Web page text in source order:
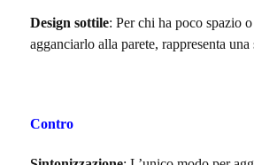
Design sottile: Per chi ha poco spazio
agganciarlo alla parete, rappresenta una
Contro